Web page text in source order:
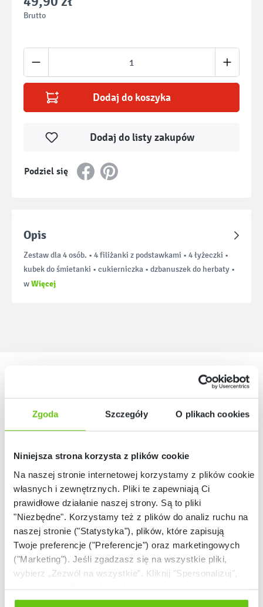
Zgoda Szczegóły O plikach cookies
Niniejsza strona korzysta z plików cookie
Na naszej stronie internetowej korzystamy z plików cookie:
własnych i zewnętrznych. Pliki te zapewniają Ci
prawidłowe działanie naszej strony. Są to pliki
"Niezbędne". Korzystamy też z plików do analiz ruchu na
naszej stronie ("Statystyka"), plików, które zapisują
Twoje preferencje ("Preferencje") oraz marketingowych
("Marketing"). Jeśli zgadzasz się na wszystkie pliki,
wybierz „Zezwól na wszystkie”. Kliknij "Spersonalizuj",
Odmów zgody poprzez przycisk „Odmowa”. Wtedy
Brutto
Ilość produktu: Wprowadź żądaną ilość
Dodaj do koszyka
Podziel się
Dodaj do listy zakupów
Opis
Zestaw dla 4 osób. • 4 filiżanki z podstawkami • 4 łyżeczki •
kubek do śmietanki • cukierniczka • dzbanuszek do herbaty •
wWięcej